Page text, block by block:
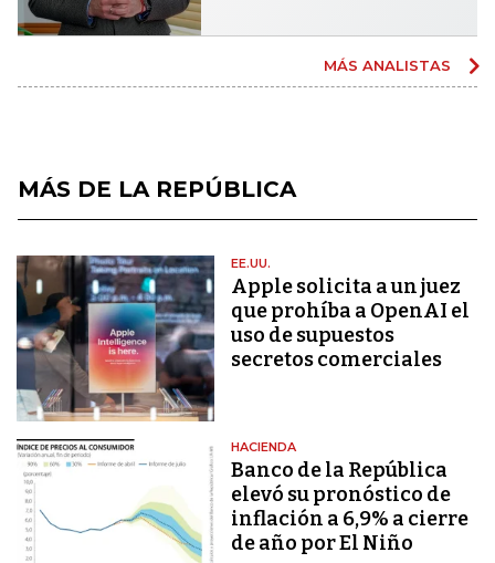
MÁS ANALISTAS
MÁS DE LA REPÚBLICA
EE.UU.
Apple solicita a un juez
que prohíba a OpenAI el
uso de supuestos
secretos comerciales
HACIENDA
Banco de la República
elevó su pronóstico de
inflación a 6,9% a cierre
de año por El Niño